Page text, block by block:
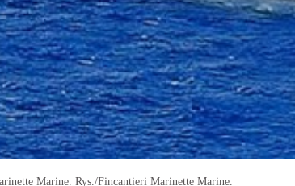
Marine. Rys./Fincantieri Marinette Marine.